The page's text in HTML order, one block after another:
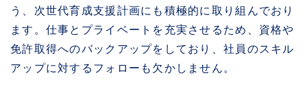
う、次世代育成支援計画にも積極的に取り組んでおり
ます。仕事とプライベートを充実させるため、資格や
免許取得へのバックアップをしており、社員のスキル
アップに対するフォローも欠かしません。